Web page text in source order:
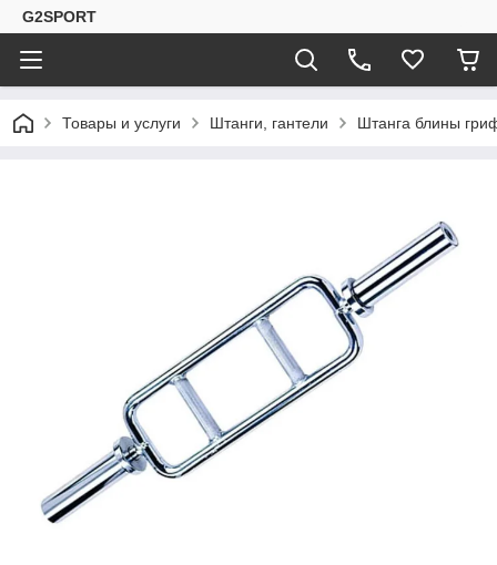
G2SPORT
Товары и услуги Штанги, гантели Штанга блины